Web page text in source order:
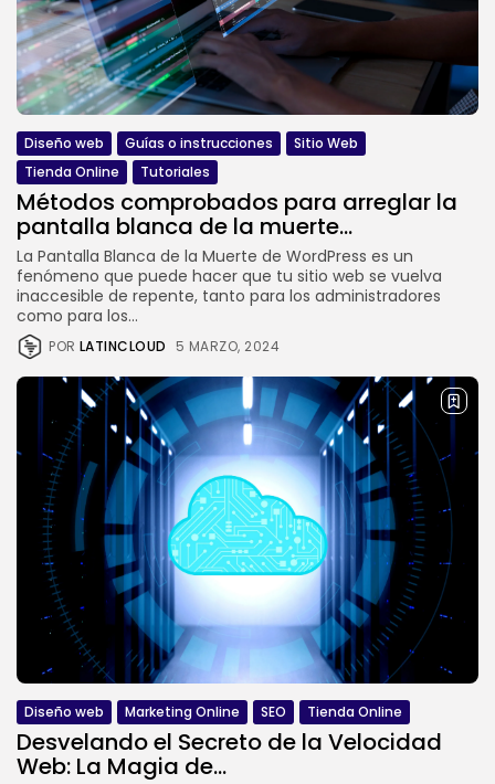
Diseño web Guías o instrucciones
Sitio Web
Tienda Online
Tutoriales
Métodos comprobados para arreglar la
pantalla blanca de la muerte...
La Pantalla Blanca de la Muerte de WordPress es un
fenómeno que puede hacer que tu sitio web se vuelva
inaccesible de repente, tanto para los administradores
como para los...
POR LATINCLOUD 5 MARZO, 2024
Diseño web Marketing Online SEO Tienda Online
Desvelando el Secreto de la Velocidad
Web: La Magia de...